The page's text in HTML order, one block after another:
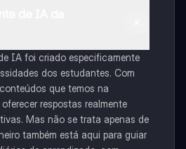
IA foi criado especificamente
dos estudantes. Com
que temos na
respostas realmente
Mas não se trata apenas de
também está aqui para guiar